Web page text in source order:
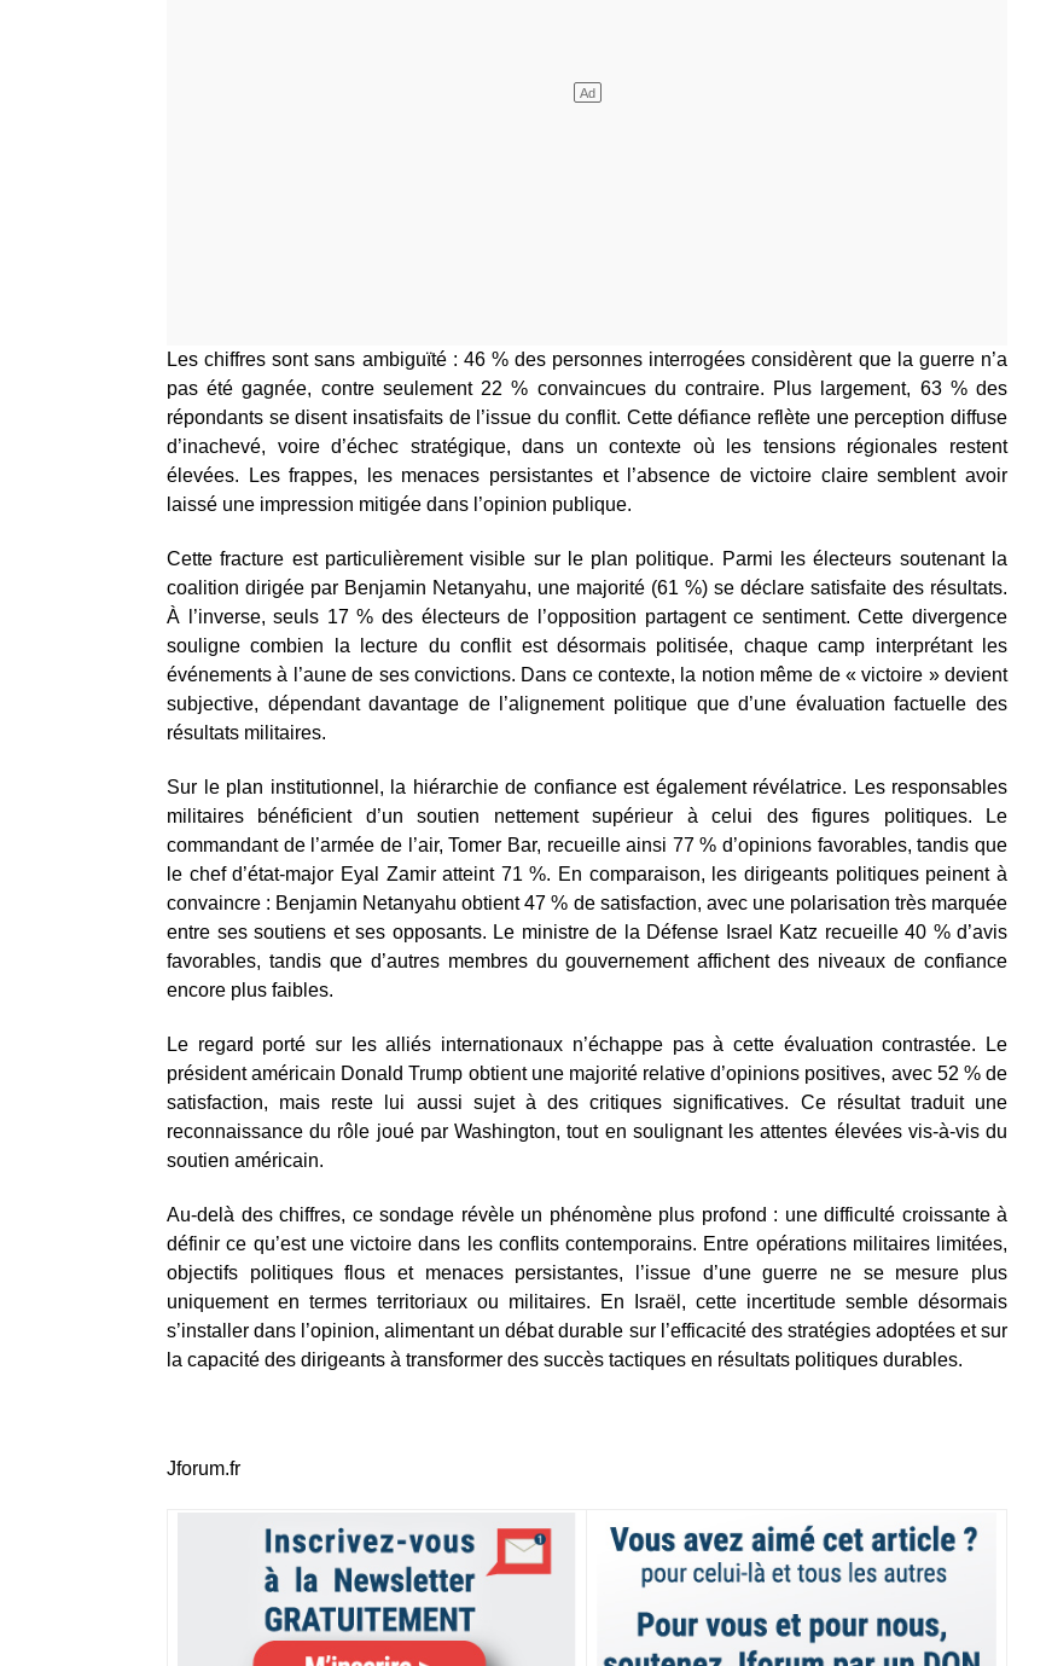
Les chiffres sont sans ambiguïté : 46 % des personnes interrogées considèrent que la guerre n’a
pas été gagnée, contre seulement 22 % convaincues du contraire. Plus largement, 63 % des
répondants se disent insatisfaits de l’issue du conflit. Cette défiance reflète une perception diffuse
d’inachevé, voire d’échec stratégique, dans un contexte où les tensions régionales restent
élevées. Les frappes, les menaces persistantes et l’absence de victoire claire semblent avoir
laissé une impression mitigée dans l’opinion publique.
Cette fracture est particulièrement visible sur le plan politique. Parmi les électeurs soutenant la
coalition dirigée par Benjamin Netanyahu, une majorité (61 %) se déclare satisfaite des résultats.
À l’inverse, seuls 17 % des électeurs de l’opposition partagent ce sentiment. Cette divergence
souligne combien la lecture du conflit est désormais politisée, chaque camp interprétant les
événements à l’aune de ses convictions. Dans ce contexte, la notion même de « victoire » devient
subjective, dépendant davantage de l’alignement politique que d’une évaluation factuelle des
résultats militaires.
Sur le plan institutionnel, la hiérarchie de confiance est également révélatrice. Les responsables
militaires bénéficient d’un soutien nettement supérieur à celui des figures politiques. Le
commandant de l’armée de l’air, Tomer Bar, recueille ainsi 77 % d’opinions favorables, tandis que
le chef d’état-major Eyal Zamir atteint 71 %. En comparaison, les dirigeants politiques peinent à
convaincre : Benjamin Netanyahu obtient 47 % de satisfaction, avec une polarisation très marquée
entre ses soutiens et ses opposants. Le ministre de la Défense Israel Katz recueille 40 % d’avis
favorables, tandis que d’autres membres du gouvernement affichent des niveaux de confiance
encore plus faibles.
Le regard porté sur les alliés internationaux n’échappe pas à cette évaluation contrastée. Le
président américain Donald Trump obtient une majorité relative d’opinions positives, avec 52 % de
satisfaction, mais reste lui aussi sujet à des critiques significatives. Ce résultat traduit une
reconnaissance du rôle joué par Washington, tout en soulignant les attentes élevées vis-à-vis du
soutien américain.
Au-delà des chiffres, ce sondage révèle un phénomène plus profond : une difficulté croissante à
définir ce qu’est une victoire dans les conflits contemporains. Entre opérations militaires limitées,
objectifs politiques flous et menaces persistantes, l’issue d’une guerre ne se mesure plus
uniquement en termes territoriaux ou militaires. En Israël, cette incertitude semble désormais
s’installer dans l’opinion, alimentant un débat durable sur l’efficacité des stratégies adoptées et sur
la capacité des dirigeants à transformer des succès tactiques en résultats politiques durables.
Jforum.fr